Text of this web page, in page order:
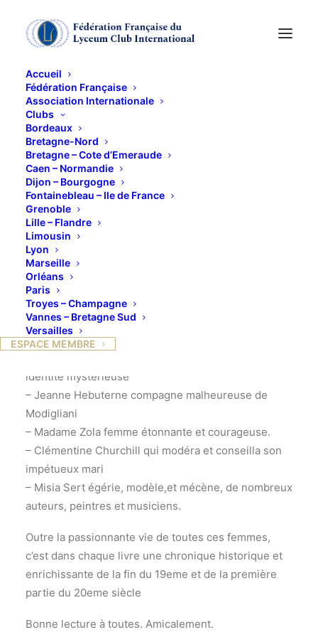
Accueil
Fédération Française
Association Internationale
Clubs
Bordeaux
Bretagne-Nord
Bretagne – Cote d’Emeraude
Caen – Normandie
Dijon – Bourgogne
Fontainebleau – Ile de France
Grenoble
Lille – Flandre
Limousin
Lyon
Marseille
Orléans
Paris
Troyes – Champagne
Vannes – Bretagne Sud
Versailles
ESPACE MEMBRE
ATELIER de LECTURE
- Club de BRETAGNE
Cette année, nous avons choisi le thème. – Derrière
chaque grand homme, il y a une femme – Ce fil
rouge nous a conduit à quelques biographies
d’egeries ou de compagnes d’hommes célèbres
identité mystérieuse
– Jeanne Hebuterne compagne malheureuse de
Modigliani
– Madame Zola femme étonnante et courageuse.
– Clémentine Churchill qui modéra et conseilla son
impétueux mari
– Misia Sert égérie, modèle,et mécène, de nombreux
auteurs, peintres et musiciens.
Outre la passionnante vie de toutes ces femmes,
c’est dans chaque livre une chronique historique et
enrichissante de la fin du 19eme et de la première
partie du 20eme siècle
Bonne lecture à toutes. Amicalement.